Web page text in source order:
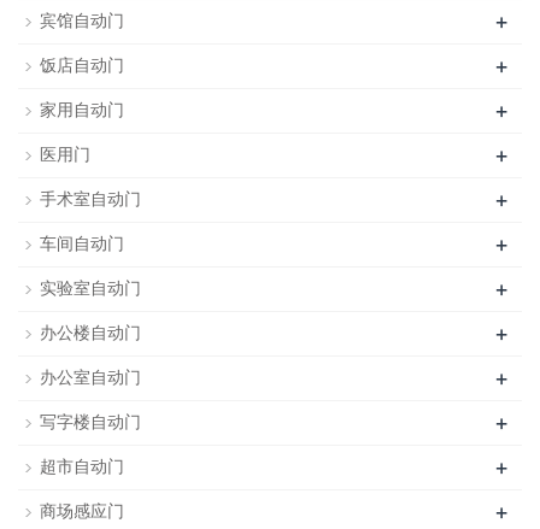
宾馆自动门 +
饭店自动门 +
家用自动门 +
医用门 +
手术室自动门 +
车间自动门 +
实验室自动门 +
办公楼自动门 +
办公室自动门 +
写字楼自动门 +
超市自动门 +
商场感应门 +